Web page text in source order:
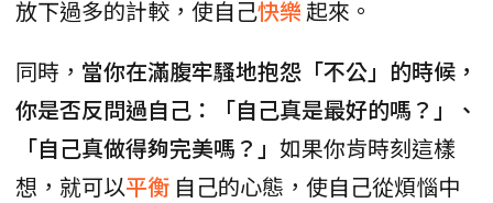
放下過多的計較，使自己快樂 起來。
同時， 當你在滿腹牢騷地抱怨「不公」的時候，
你是否反問過自己：「自己真是最好的嗎？」、
「自己真做得夠完美嗎？」 如果你肯時刻這樣
想，就可以平衡 自己的心態，使自己從煩惱中